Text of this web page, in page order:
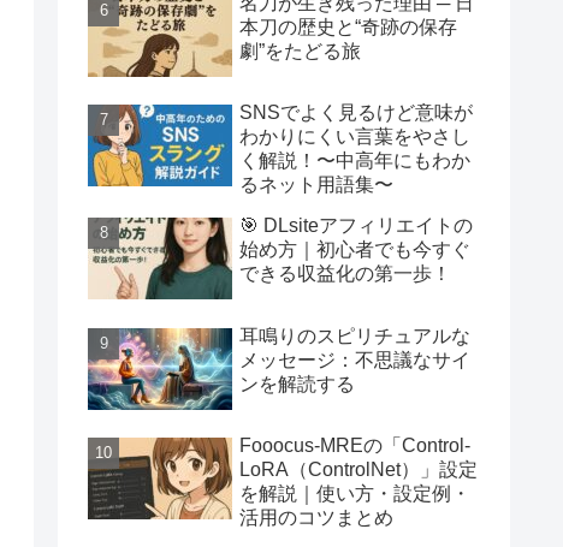
本刀の歴史と“奇跡の保存
劇”をたどる旅
SNSでよく見るけど意味が
わかりにくい言葉をやさし
く解説！〜中高年にもわか
るネット用語集〜
🎯 DLsiteアフィリエイトの
始め方｜初心者でも今すぐ
できる収益化の第一歩！
耳鳴りのスピリチュアルな
メッセージ：不思議なサイ
ンを解読する
Fooocus-MREの「Control-
LoRA（ControlNet）」設定
を解説｜使い方・設定例・
活用のコツまとめ